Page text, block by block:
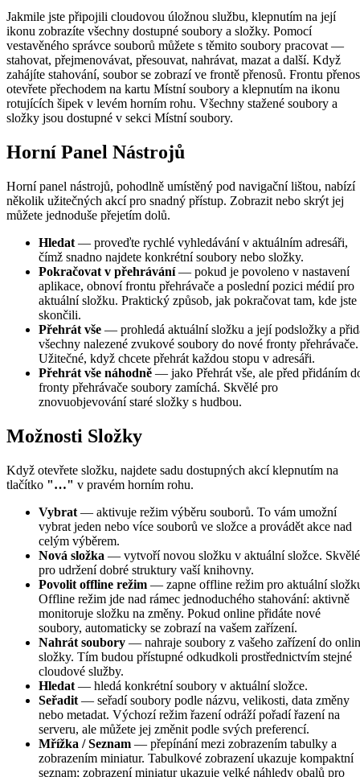
Jakmile jste připojili cloudovou úložnou službu, klepnutím na její
ikonu zobrazíte všechny dostupné soubory a složky. Pomocí
vestavěného správce souborů můžete s těmito soubory pracovat —
stahovat, přejmenovávat, přesouvat, nahrávat, mazat a další. Když
zahájíte stahování, soubor se zobrazí ve frontě přenosů. Frontu
otevřete přechodem na kartu Místní soubory a klepnutím na ikonu
rotujících šipek v levém horním rohu. Všechny stažené soubory a
složky jsou dostupné v sekci Místní soubory.
Horní Panel Nástrojů
Horní panel nástrojů, pohodlně umístěný pod navigační lištou, nabízí
několik užitečných akcí pro snadný přístup. Zobrazit nebo skrýt jej
můžete jednoduše přejetím dolů.
Hledat — proveďte rychlé vyhledávání v aktuálním adresáři,
čímž snadno najdete konkrétní soubory nebo složky.
Pokračovat v přehrávání— pokud je povoleno v nastavení
aplikace, obnoví frontu přehrávače a poslední pozici médií pro
aktuální složku. Praktický způsob, jak pokračovat tam, kde jste
skončili.
Přehrát vše — prohledá aktuální složku a její podsložky a
všechny nalezené zvukové soubory do nové fronty přehrávače.
Užitečné, když chcete přehrát každou stopu v adresáři.
Přehrát vše náhodně — jako Přehrát vše, ale před přidáním
fronty přehrávače soubory zamíchá. Skvělé pro
znovuobjevování staré složky s hudbou.
Možnosti Složky
Když otevřete složku, najdete sadu dostupných akcí klepnutím na
tlačítko "…" v pravém horním rohu.
Vybrat — aktivuje režim výběru souborů. To vám umožní
vybrat jeden nebo více souborů ve složce a provádět akce nad
celým výběrem.
Nová složka — vytvoří novou složku v aktuální složce. Skvělé
pro udržení dobré struktury vaší knihovny.
Povolit offline režim — zapne offline režim pro aktuální
Offline režim jde nad rámec jednoduchého stahování: aktivně
monitoruje složku na změny. Pokud online přidáte nové
soubory, automaticky se zobrazí na vašem zařízení.
Nahrát soubory — nahraje soubory z vašeho zařízení do
složky. Tím budou přístupné odkudkoli prostřednictvím stejné
cloudové služby.
Hledat — hledá konkrétní soubory v aktuální složce.
Seřadit — seřadí soubory podle názvu, velikosti, data změny
nebo metadat. Výchozí režim řazení odráží pořadí řazení na
serveru, ale můžete jej změnit podle svých preferencí.
Mřížka / Seznam — přepínání mezi zobrazením tabulky a
zobrazením miniatur. Tabulkové zobrazení ukazuje kompaktní
seznam; zobrazení miniatur ukazuje velké náhledy obalů pro